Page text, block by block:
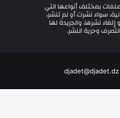
بمختلف أنواعها التي
سواء نشرت أو لم تنشر،
نشرها، والجريدة لها
وحرية النشر.